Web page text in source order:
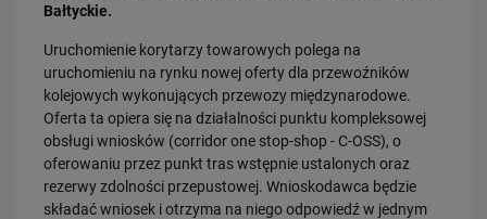
Bałtyckie.
Uruchomienie korytarzy towarowych polega na
uruchomieniu na rynku nowej oferty dla przewoźników
kolejowych wykonujących przewozy międzynarodowe.
Oferta ta opiera się na działalności punktu kompleksowej
obsługi wniosków (corridor one stop-shop - C-OSS), o
oferowaniu przez punkt tras wstępnie ustalonych oraz
rezerwy zdolności przepustowej. Wnioskodawca będzie
składać wniosek i otrzyma na niego odpowiedź w jednym
31.07.2026
Dobre zmiany dla mieszkańców Katowic. Gotowy jest ważny wiadukt